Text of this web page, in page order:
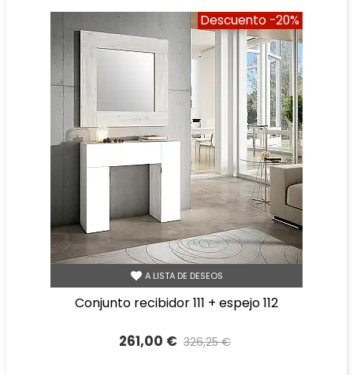
Descuento -20%
A LISTA DE DESEOS
conjunto recibidor 111 + espejo 112
261,00 € 326,25 €